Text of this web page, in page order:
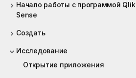
Начало работы с программой Qlik
Sense
Создать
Исследование
Открытие приложения